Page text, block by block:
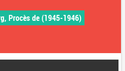
Procès de (1945-1946)